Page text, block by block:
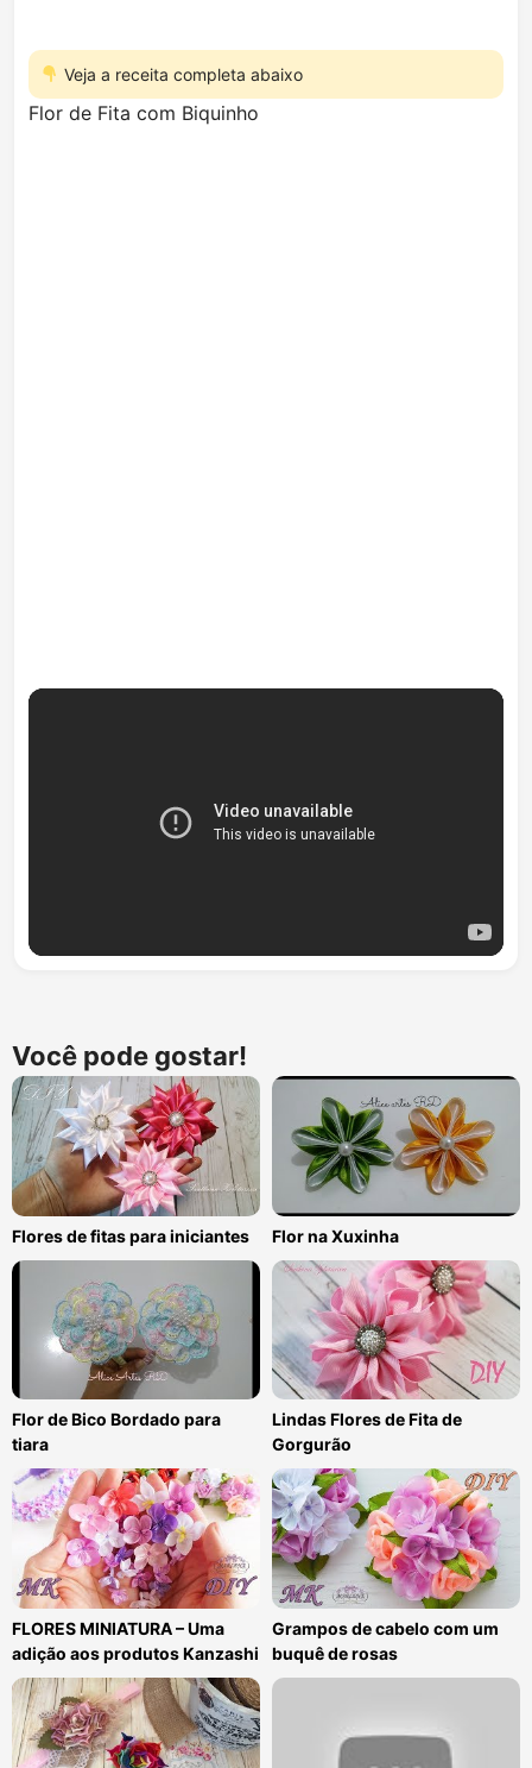
Veja a receita completa abaixo
Flor de Fita com Biquinho
Você pode gostar!
Flores de fitas para iniciantes Flor na Xuxinha
Flor de Bico Bordado para
tiara
Lindas Flores de Fita de
Gorgurão
FLORES MINIATURA – Uma
adição aos produtos Kanzashi
Grampos de cabelo com um
buquê de rosas